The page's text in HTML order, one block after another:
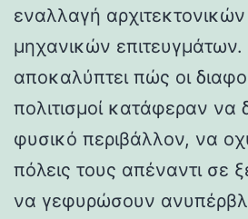
εναλλαγή
μηχανικών
αποκαλύπτει πώς οι
πολιτισμοί κατάφεραν να
φυσικό περιβάλλον, να
πόλεις τους απέναντι σε
να γεφυρώσουν